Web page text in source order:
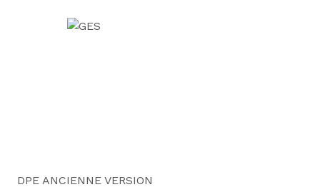
DPE ANCIENNE VERSION